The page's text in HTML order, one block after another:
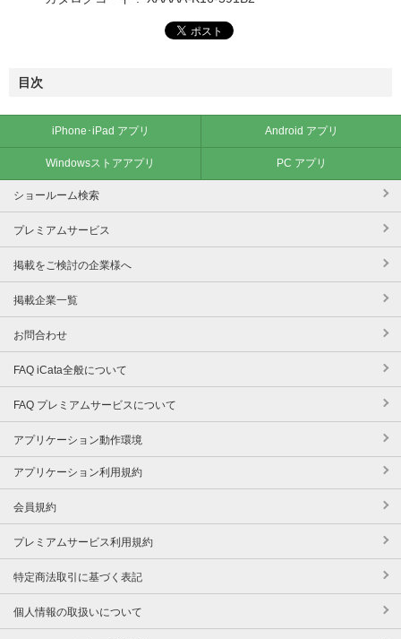
目次
iPhone･iPad アプリ Android アプリ
Windowsストアアプリ PC アプリ
ショールーム検索
プレミアムサービス
掲載をご検討の企業様へ
掲載企業一覧
お問合わせ
FAQ iCata全般について
FAQ プレミアムサービスについて
アプリケーション動作環境
アプリケーション利用規約
会員規約
プレミアムサービス利用規約
特定商法取引に基づく表記
個人情報の取扱いについて